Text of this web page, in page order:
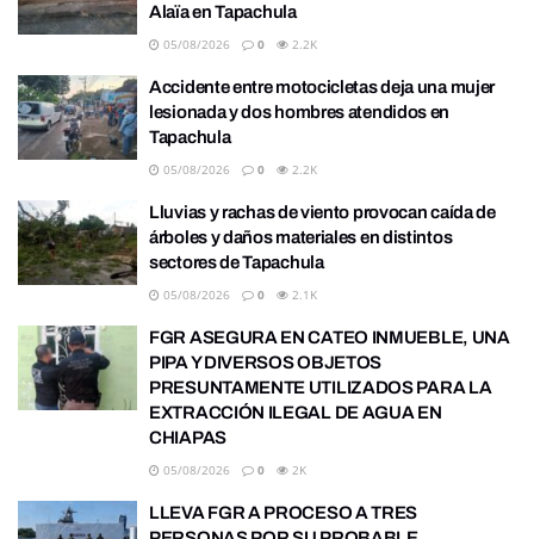
Alaïa en Tapachula
05/08/2026 0 2.2K
Accidente entre motocicletas deja una mujer
lesionada y dos hombres atendidos en
Tapachula
05/08/2026 0 2.2K
Lluvias y rachas de viento provocan caída de
árboles y daños materiales en distintos
sectores de Tapachula
05/08/2026 0 2.1K
FGR ASEGURA EN CATEO INMUEBLE, UNA
PIPA Y DIVERSOS OBJETOS
PRESUNTAMENTE UTILIZADOS PARA LA
EXTRACCIÓN ILEGAL DE AGUA EN
CHIAPAS
05/08/2026 0 2K
LLEVA FGR A PROCESO A TRES